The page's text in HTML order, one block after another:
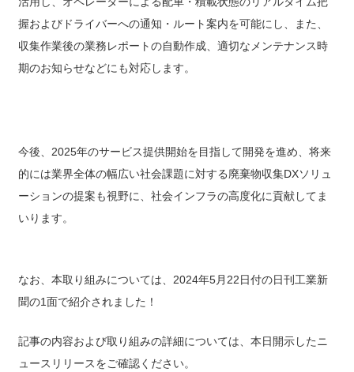
握およびドライバーへの通知・ルート案内を可能にし、また、
収集作業後の業務レポートの自動作成、適切なメンテナンス時
期のお知らせなどにも対応します。
今後、2025年のサービス提供開始を目指して開発を進め、将来
的には業界全体の幅広い社会課題に対する廃棄物収集DXソリュ
ーションの提案も視野に、社会インフラの高度化に貢献してま
いります。
なお、本取り組みについては、2024年5月22日付の日刊工業新
聞の1面で紹介されました！
記事の内容および取り組みの詳細については、本日開示したニ
ュースリリースをご確認ください。